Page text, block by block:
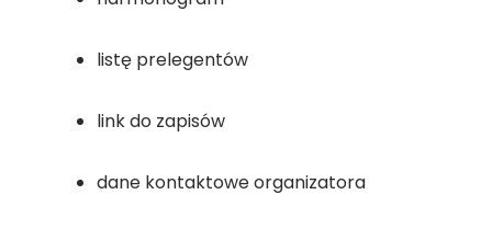
listę prelegentów
link do zapisów
dane kontaktowe organizatora